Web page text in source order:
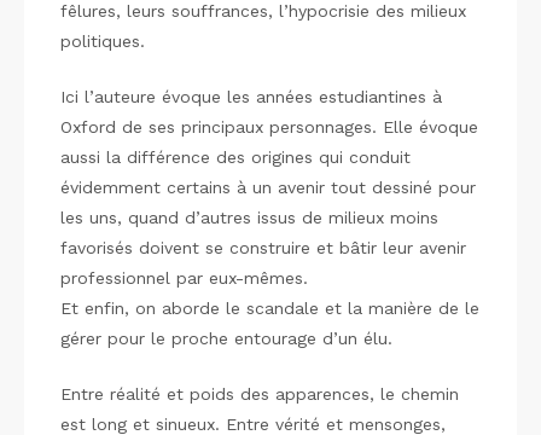
fêlures, leurs souffrances, l’hypocrisie des milieux
politiques.
Ici l’auteure évoque les années estudiantines à
Oxford de ses principaux personnages. Elle évoque
aussi la différence des origines qui conduit
évidemment certains à un avenir tout dessiné pour
les uns, quand d’autres issus de milieux moins
favorisés doivent se construire et bâtir leur avenir
professionnel par eux-mêmes.
Et enfin, on aborde le scandale et la manière de le
gérer pour le proche entourage d’un élu.
Entre réalité et poids des apparences, le chemin
est long et sinueux. Entre vérité et mensonges,